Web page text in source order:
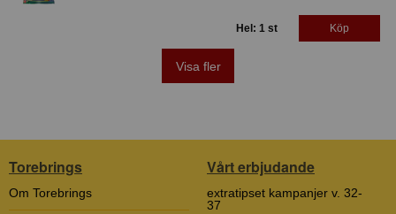
Hel: 1 st Köp
Visa fler
Torebrings
Om Torebrings
Vårt erbjudande
extratipset kampanjer v. 32-
37